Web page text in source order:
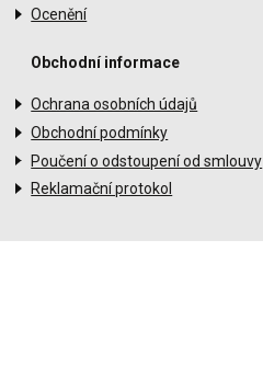
Ocenění
Obchodní informace
Ochrana osobních údajů
Obchodní podmínky
Poučení o odstoupení od smlouvy
Reklamační protokol